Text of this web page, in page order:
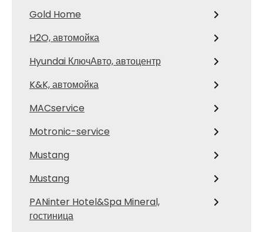
Gold Home
H2O, автомойка
Hyundai КлючАвто, автоцентр
K&K, автомойка
MACservice
Motronic-service
Mustang
Mustang
PANinter Hotel&Spa Mineral,
гостиница